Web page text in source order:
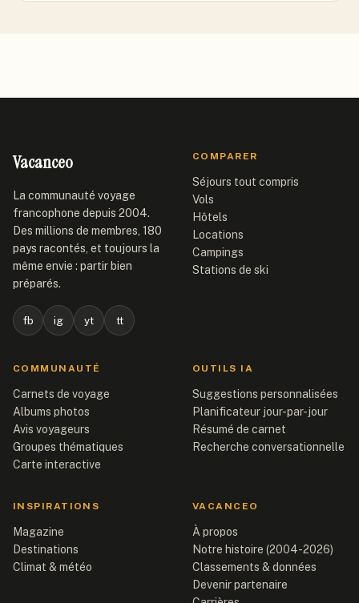
Vacanceo
La communauté voyage
francophone depuis 2004.
Des millions de membres, 180
pays racontés, et toujours la
même envie : partir bien
préparés.
fb ig yt tt
COMPARER
Séjours tout compris
Vols
Hôtels
Locations
Campings
Stations de ski
COMMUNAUTÉ
Carnets de voyage
Albums photos
Avis voyageurs
Groupes thématiques
Carte interactive
OUTILS IA
Suggestions personnalisées
Planificateur jour-par-jour
Résumé de carnet
Recherche conversationnelle
INSPIRATIONS
Magazine
Destinations
Climat & météo
VACANCEO
À propos
Notre histoire (2004-2026)
Classements & données
Devenir partenaire